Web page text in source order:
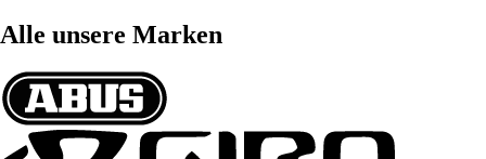
Alle unsere Marken